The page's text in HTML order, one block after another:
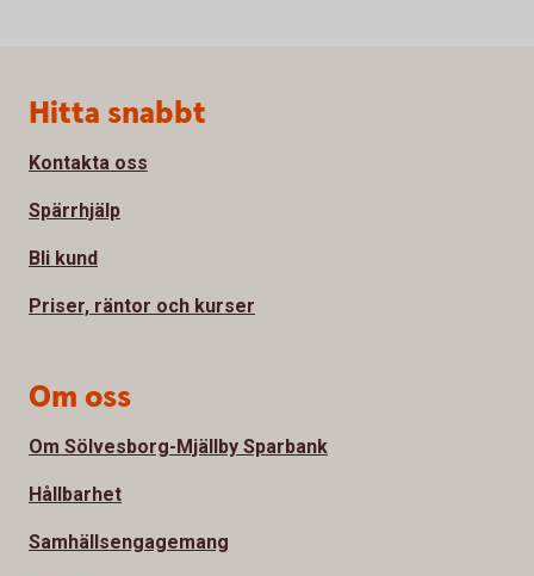
Sidfot
Hitta snabbt
Kontakta oss
Spärrhjälp
Bli kund
Priser, räntor och kurser
Om oss
Om Sölvesborg-Mjällby Sparbank
Hållbarhet
Samhällsengagemang